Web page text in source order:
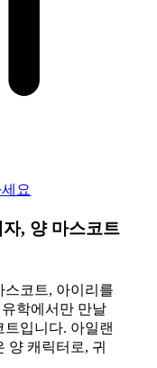
, 양 마스코트
스코트, 아이리를
학에서만 만날
입니다. 아일랜
양 캐릭터로, 귀